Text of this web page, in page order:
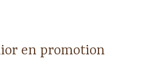
en promotion